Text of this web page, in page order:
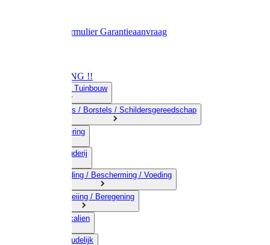
RetourformulierGarantieaanvraag
OPRUIMING !!
01) Land-& Tuinbouw
02) Bezems / Borstels / Schildersgereedschap
03) Afrastering
04) Veehouderij
05) Bestrijding / Bescherming / Voeding
06) Besproeiing / Beregening
07) Chemicalien
08) Huishoudelijk